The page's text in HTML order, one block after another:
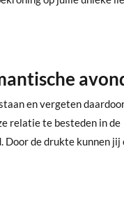
en vergeten
relatie te besteden in de
Door de drukte kunnen jij